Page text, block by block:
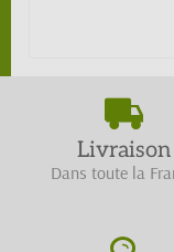
Livraison
Dans toute la